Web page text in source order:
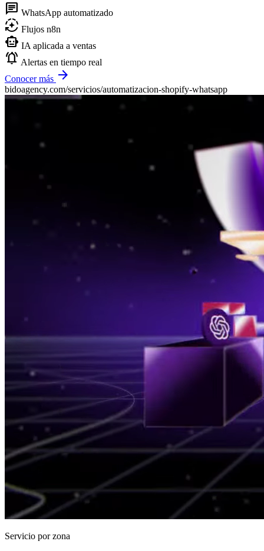
chat WhatsApp automatizado
auto_mode Flujos n8n
smart_toy IA aplicada a ventas
notifications_active Alertas en tiempo real
Conocer más arrow_forward
bidoagency.com/servicios/automatizacion-shopify-whatsapp
Servicio por zona